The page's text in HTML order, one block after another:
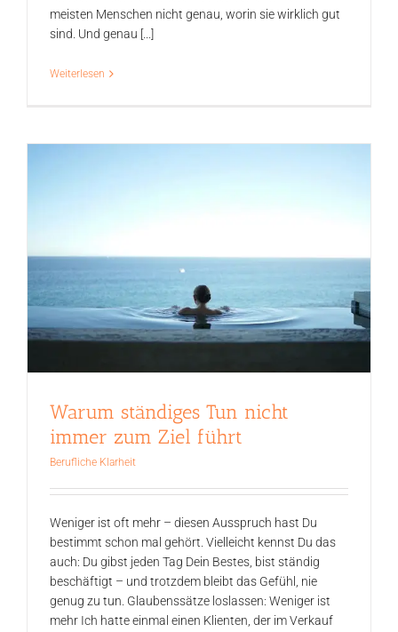
meisten Menschen nicht genau, worin sie wirklich gut
sind. Und genau [...]
Weiterlesen
Warum ständiges Tun nicht
immer zum Ziel führt
Berufliche Klarheit
Weniger ist oft mehr – diesen Ausspruch hast Du
bestimmt schon mal gehört. Vielleicht kennst Du das
auch: Du gibst jeden Tag Dein Bestes, bist ständig
beschäftigt – und trotzdem bleibt das Gefühl, nie
genug zu tun. Glaubenssätze loslassen: Weniger ist
mehr Ich hatte einmal einen Klienten, der im Verkauf